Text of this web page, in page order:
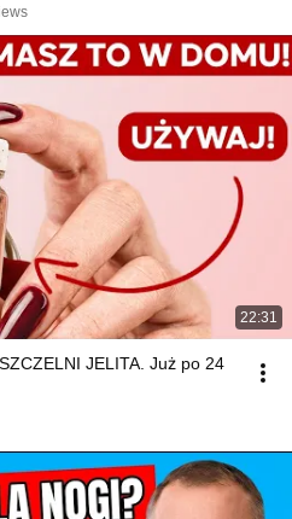
22:31
JELITA. Już po 24